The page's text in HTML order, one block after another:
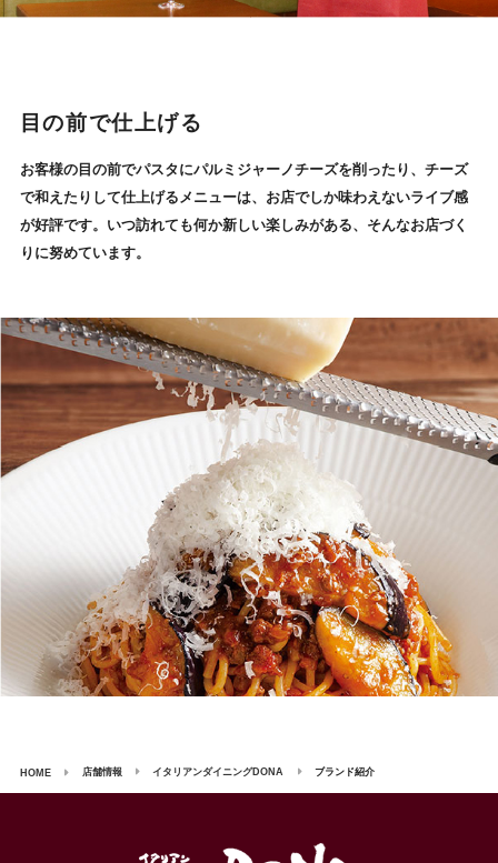
目の前で仕上げる
お客様の目の前でパスタにパルミジャーノチーズを削ったり、チーズ
で和えたりして仕上げるメニューは、お店でしか味わえないライブ感
が好評です。いつ訪れても何か新しい楽しみがある、そんなお店づく
りに努めています。
HOME 店舗情報 イタリアンダイニングDONA ブランド紹介